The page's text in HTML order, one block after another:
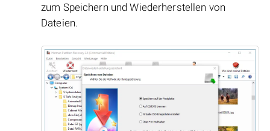
zum Speichern und Wiederherstellen von
Dateien.